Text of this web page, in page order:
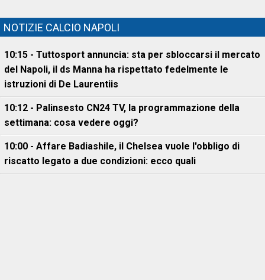
NOTIZIE CALCIO NAPOLI
10:15 - Tuttosport annuncia: sta per sbloccarsi il mercato
del Napoli, il ds Manna ha rispettato fedelmente le
istruzioni di De Laurentiis
10:12 - Palinsesto CN24 TV, la programmazione della
settimana: cosa vedere oggi?
10:00 - Affare Badiashile, il Chelsea vuole l'obbligo di
riscatto legato a due condizioni: ecco quali